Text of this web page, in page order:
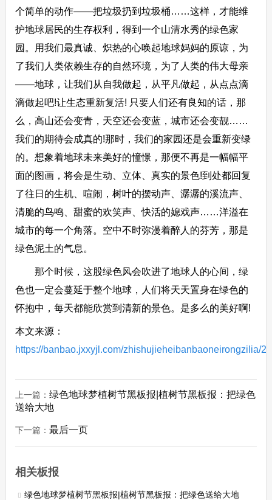
个简单的动作——把垃圾扔到垃圾桶……这样，才能维
护地球居民的生存权利，得到一个山清水秀的绿色家
园。用我们最真诚、炽热的心唤起地球妈妈的原谅，为
了我们人类依赖生存的自然环境，为了人类的伟大母亲
——地球，让我们从自我做起，从平凡做起，从点点滴
滴做起吧!让生态重新复活! 只要人们还有良知的话，那
么，高山还会变青，天空还会变蓝，城市还会变靓……
我们的期待会成真的!那时，我们的家园还是会重新变绿
的。想象着地球未来美好的憧憬，那便不再是一幅幅平
面的图画，将会是生动、立体、真实的景色!到处都回复
了往日的生机、喧闹，树叶的摆动声、潺潺的溪流声、
清脆的鸟鸣、甜蜜的欢笑声、快活的媳戏声……洋溢在
城市的每一个角落。空中不时弥漫着醉人的芬芳，那是
绿色泥土的气息。
那个时候，这股绿色风会吹进了地球人的心间，绿
色也一定会蔓延于整个地球，人们将天天置身在绿色的
怀抱中，每天都能欣赏到清新的景色。是多么的美好啊!
本文来源：
https://banbao.jxxyjl.com/zhishujieheibanbaoneirongzilia/
上一篇： 绿色地球梦植树节黑板报|植树节黑板报：把绿色
送给大地
下一篇： 最后一页
相关板报
绿色地球梦植树节黑板报|植树节黑板报：把绿色送给大地